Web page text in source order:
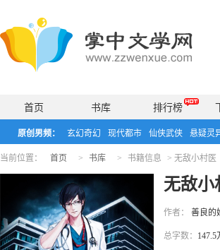
首页 书库 排行榜
原创男频： 玄幻奇幻 现代都市 仙侠武侠 悬疑灵
当前位置： 首页 > 书库 > 书籍信息 > 无敌小村医
无敌小
作者： 善良的
总字数： 147.5